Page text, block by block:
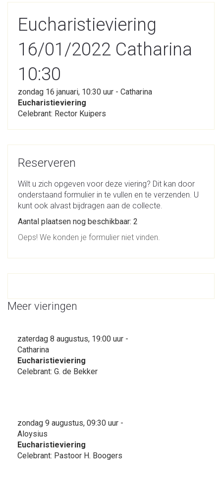
Eucharistieviering
16/01/2022 Catharina
10:30
zondag 16 januari, 10:30 uur - Catharina
Eucharistieviering
Celebrant: Rector Kuipers
Reserveren
Wilt u zich opgeven voor deze viering? Dit kan door
onderstaand formulier in te vullen en te verzenden. U
kunt ook alvast bijdragen aan de collecte.
Aantal plaatsen nog beschikbaar: 2
Oeps! We konden je formulier niet vinden.
Meer vieringen
zaterdag 8 augustus, 19:00 uur -
Catharina
Eucharistieviering
Celebrant: G. de Bekker
zondag 9 augustus, 09:30 uur -
Aloysius
Eucharistieviering
Celebrant: Pastoor H. Boogers